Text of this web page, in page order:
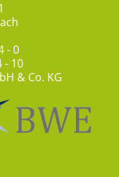
- 0
- 10
& Co. KG